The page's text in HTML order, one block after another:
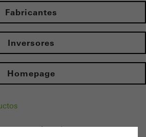
Fabricantes
Inversores
Homepage
como favorito